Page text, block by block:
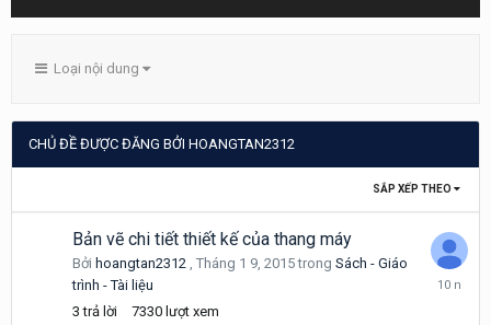
Loại nội dung
CHỦ ĐỀ ĐƯỢC ĐĂNG BỞI HOANGTAN2312
SẮP XẾP THEO
Bản vẽ chi tiết thiết kế của thang máy
Bởi hoangtan2312 , Tháng 1 9, 2015trong Sách - Giáo
trình - Tài liệu
3 trả lời 7330 lượt xem
Tháng